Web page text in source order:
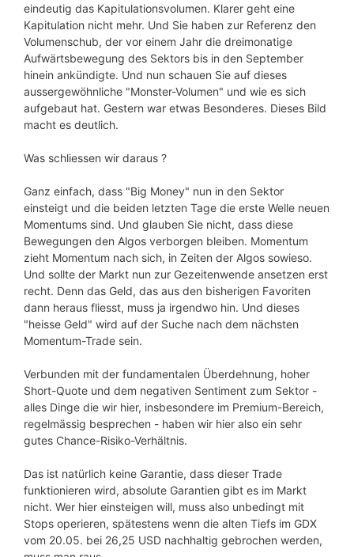
eindeutig das Kapitulationsvolumen. Klarer geht eine
Kapitulation nicht mehr. Und Sie haben zur Referenz den
Volumenschub, der vor einem Jahr die dreimonatige
Aufwärtsbewegung des Sektors bis in den September
hinein ankündigte. Und nun schauen Sie auf dieses
aussergewöhnliche "Monster-Volumen" und wie es sich
aufgebaut hat. Gestern war etwas Besonderes. Dieses Bild
macht es deutlich.
Was schliessen wir daraus ?
Ganz einfach, dass "Big Money" nun in den Sektor
einsteigt und die beiden letzten Tage die erste Welle neuen
Momentums sind. Und glauben Sie nicht, dass diese
Bewegungen den Algos verborgen bleiben. Momentum
zieht Momentum nach sich, in Zeiten der Algos sowieso.
Und sollte der Markt nun zur Gezeitenwende ansetzen erst
recht. Denn das Geld, das aus den bisherigen Favoriten
dann heraus fliesst, muss ja irgendwo hin. Und dieses
"heisse Geld" wird auf der Suche nach dem nächsten
Momentum-Trade sein.
Verbunden mit der fundamentalen Überdehnung, hoher
Short-Quote und dem negativen Sentiment zum Sektor -
alles Dinge die wir hier, insbesondere im Premium-Bereich,
regelmässig besprechen - haben wir hier also ein sehr
gutes Chance-Risiko-Verhältnis.
Das ist natürlich keine Garantie, dass dieser Trade
funktionieren wird, absolute Garantien gibt es im Markt
nicht. Wer hier einsteigen will, muss also unbedingt mit
Stops operieren, spätestens wenn die alten Tiefs im GDX
vom 20.05. bei 26,25 USD nachhaltig gebrochen werden,